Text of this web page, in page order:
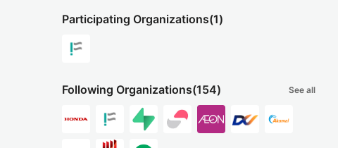
Participating Organizations(1)
Following Organizations(154) See all